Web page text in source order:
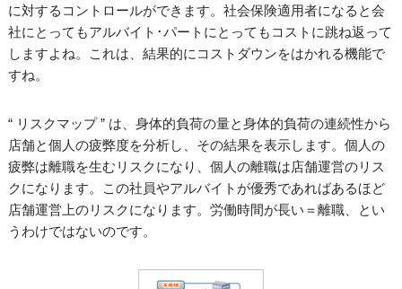
に対するコントロールができます。社会保険適用者になると会
社にとってもアルバイト･パートにとってもコストに跳ね返って
しますよね。これは、結果的にコストダウンをはかれる機能で
すね。
“ リスクマップ ” は、身体的負荷の量と身体的負荷の連続性から
店舗と個人の疲弊度を分析し、その結果を表示します。個人の
疲弊は離職を生むリスクになり、個人の離職は店舗運営のリス
クになります。この社員やアルバイトが優秀であればあるほど
店舗運営上のリスクになります。労働時間が長い＝離職、とい
うわけではないのです。